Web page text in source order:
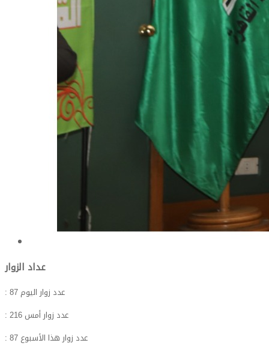
عداد الزوار
: عدد زوار اليوم87
: عدد زوار أمس 216
: عدد زوار هذا الأسبوع 87